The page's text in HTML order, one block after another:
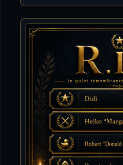
DieWildeHilde
10.07.2026 / 12:48
Happy Birthday Chickpea
DieWildeHilde
10.07.2026 / 10:08
Hallo meine Lieben!
Isimiyaki
10.07.2026 / 00:34
Alles gute chickpea
Mojochilla
02.07.2026 / 15:53
Was geht